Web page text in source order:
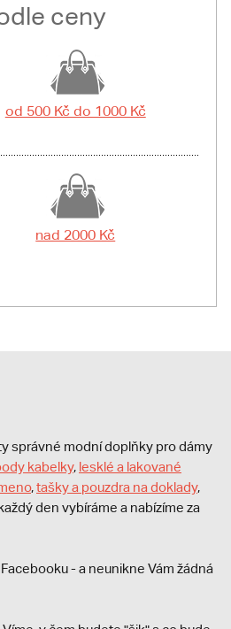
ceny
od 500 Kč do 1000 Kč
nad 2000 Kč
správné modní doplňky pro dámy
kabelky, lesklé a lakované
,tašky a pouzdra na doklady,
den vybíráme a nabízíme za
- a neunikne Vám žádná